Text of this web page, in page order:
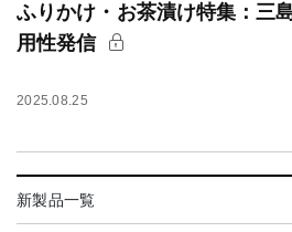
ふりかけ・お茶漬け特集：
用性発信
2025.08.25
新製品一覧